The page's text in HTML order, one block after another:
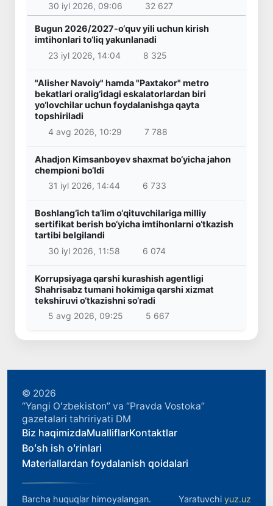
30 iyl 2026, 09:06 32 627
Bugun 2026/2027-o‘quv yili uchun kirish
imtihonlari to‘liq yakunlanadi
23 iyl 2026, 14:04
8 325
"Alisher Navoiy" hamda "Paxtakor" metro
bekatlari oralig‘idagi eskalatorlardan biri
yo‘lovchilar uchun foydalanishga qayta
topshiriladi
4 avg 2026, 10:29
7 788
Ahadjon Kimsanboyev shaxmat bo‘yicha jahon
chempioni bo‘ldi
31 iyl 2026, 14:44
6 733
Boshlang‘ich ta’lim o‘qituvchilariga milliy
sertifikat berish bo‘yicha imtihonlarni o‘tkazish
tartibi belgilandi
30 iyl 2026, 11:58
6 074
Korrupsiyaga qarshi kurashish agentligi
Shahrisabz tumani hokimiga qarshi xizmat
tekshiruvi o‘tkazishni so‘radi
5 avg 2026, 09:25
5 667
© 2026
“Yangi Oʻzbekiston” va “Pravda Vostoka”
gazetalari tahririyati DM
Biz haqimizdaMualliflarKontaktlar
Boʻsh ish oʻrinlari
Materiallardan foydalanish qoidalari
Barcha huquqlar himoyalangan. Yaratuvchi yuz.uz